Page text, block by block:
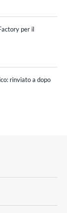
per il
rinviato a dopo